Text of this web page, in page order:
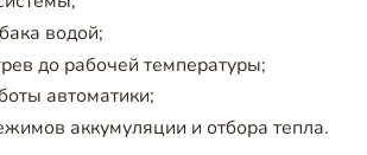
водой;
до рабочей температуры;
автоматики;
аккумуляции и отбора тепла.